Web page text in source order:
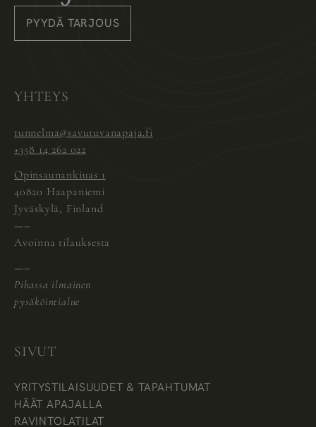
PYYDÄ TARJOUS
YHTEYS
tunnelma@savutuvanapaja.fi
+358 14 262 022
Opinsaunankiuas 1
40820 Haapaniemi
Jyväskylä, Finland
—–
Avoinna tilauksesta
—–
Pihassa ilmainen
pysäköintialue
SIVUT
YRITYSTILAISUUDET & TAPAHTUMAT
HÄÄT APAJALLA
RAVINTOLATILAT